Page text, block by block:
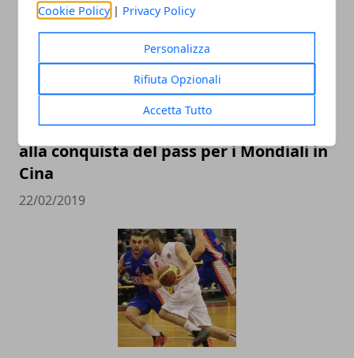
Cookie Policy | Privacy Policy
Personalizza
Rifiuta Opzionali
Accetta Tutto
L’Italbasket contro Ungheria e Lituania
alla conquista del pass per i Mondiali in
Cina
22/02/2019